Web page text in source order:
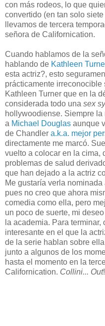
con más rodeos, lo que
convertido (en tan solo
llevamos de tercera
señora de Californication.
Cuando hablamos de la
hablando de Kathleen
esta actriz?, esto
prácticamente
Kathleen Turner que en la
considerada todo una sex
hollywoodiense. Siempre
a Michael Douglas aunque
de Chandler a.k.a. mejor
directamente me marcó.
vuelto a colocar en la cima,
problemas de salud
que han dejado a la actriz
Me gustaría verla
pues no creo que ahora
comedia como ella, pero
un poco de suerte, mi
la academia. Para
interesante en el que la
de la serie hablan sobre
junto a algunos de los
hasta el momento en la
Californication. Collini... Out